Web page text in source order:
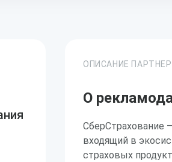
ОПИСАНИЕ
О
СберСтрахование
входящий в
страховых